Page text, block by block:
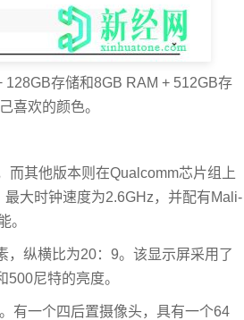
存储和8GB RAM + 512GB存
喜欢的颜色。
而其他版本则在Qualcomm芯片组上
大时钟速度为2.6GHz，并配有Mali-
。
，纵横比为20：9。该显示屏采用了
尼特的亮度。
有一个四后置摄像头，具有一个64